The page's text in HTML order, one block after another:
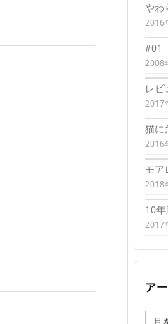
やわ
2016
#01
2008
レビ
2017
猫に
2016
モア
2018
10年
2017
ア